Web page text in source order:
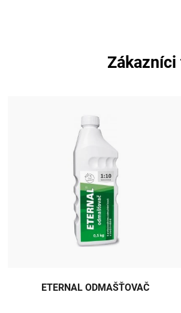
ETERNAL ODMAŠŤOVAČ